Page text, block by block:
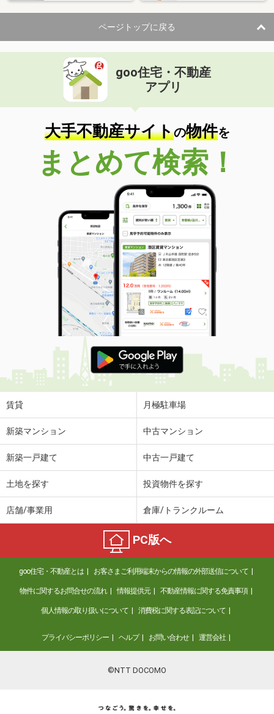
ページトップに戻る
goo住宅・不動産
アプリ
大手不動産サイトの物件を
まとめて検索！
賃貸 月極駐車場
新築マンション 中古マンション
新築一戸建て 中古一戸建て
土地を探す 投資物件を探す
店舗/事業用 倉庫/トランクルーム
PC版へ
goo住宅・不動産とは お客さまご利用端末からの情報の外部送信について
物件に関するお問合せの流れ 情報提供元 不動産情報に関する免責事項
個人情報の取り扱いについて 消費税に関する表記について
プライバシーポリシー ヘルプ お問い合わせ 運営会社
©NTT DOCOMO